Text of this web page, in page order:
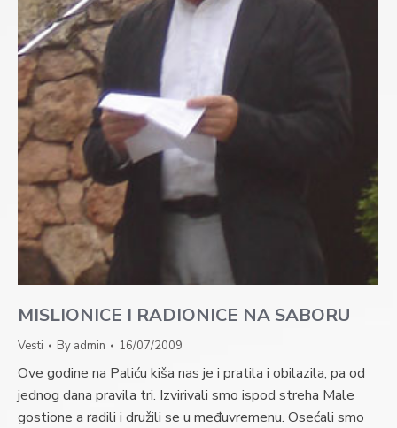
MISLIONICE I RADIONICE NA SABORU
Vesti By admin 16/07/2009
Ove godine na Paliću kiša nas je i pratila i obilazila, pa od
jednog dana pravila tri. Izvirivali smo ispod streha Male
gostione a radili i družili se u međuvremenu. Osećali smo